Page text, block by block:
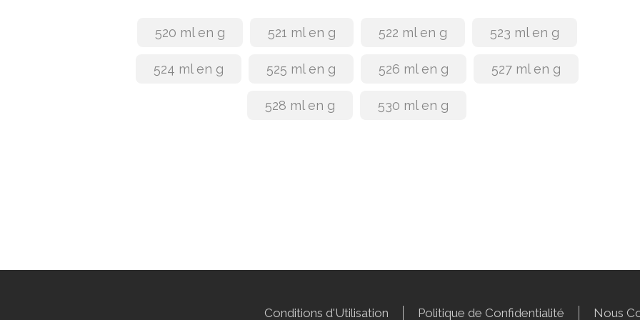
520 ml en g 521 ml en g 522 ml en g 523 ml en g
524 ml en g 525 ml en g 526 ml en g 527 ml en g
528 ml en g 530 ml en g
Conditions d'Utilisation Politique de Confidentialité Nous